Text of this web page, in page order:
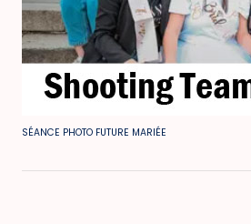
SÉANCE PHOTO FUTURE MARIÉE